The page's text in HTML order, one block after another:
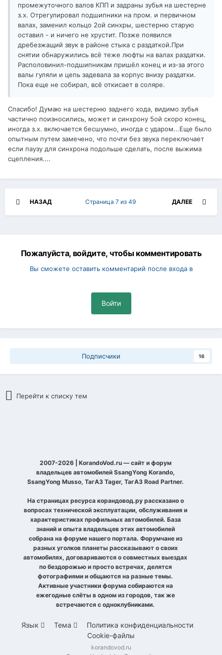
промежуточного валов КПП и задраны зубья на шестерне
з.х. Отрегулировал подшипники на пром. и первичном
валах, заменил кольцо 2ой синхры, шестерню старую
оставил - и ничего не хрустит. Позже появился
дребезжащий звук в районе стыка с раздаткой.При
снятии обнаружились всё теже люфты на валах раздатки.
Располовинил-подшипникам пришёл конец и из-за этого
валы гуляли и цепь задевала за корпус внизу раздатки.
Пока еще не собирал, всё откисает в соляре.
Спасибо! Думаю на шестерню заднего хода, видимо зубья
частично поизносились, может и синхрону 5ой скоро конец,
иногда з.х. включается бесшумно, иногда с ударом...Еще было
опытным путем замечено, что почти без звука переключает
если паузу для синхрона подольше сделать, после выжима
сцепления....
НАЗАД ДАЛЕЕ
Страница 7 из 49
Пожалуйста, войдите, чтобы комментировать
Вы сможете оставить комментарий после входа в
Войти
Подписчики 16
Перейти к списку тем
2007-2026 | KorandoVod.ru — сайт и форум
владельцев автомобилей SsangYong Korando,
SsangYong Musso, ТагАЗ Tager, ТагАЗ Road Partner.
На страницах ресурса корандовод.ру рассказано о
вопросах технической эксплуатации, обслуживания и
характеристиках профильных автомобилей. База
знаний и опыта владельцев этих автомобилей
собрана на форуме нашего портала. Форумчане из
разных уголков планеты рассказывают о своих
автомобилях, договариваются о совместных выездах
по бездорожью и просто встречах, делятся
фотографиями и общаются на разные темы.
Активные участники форума собираются на
ежегодные слёты в одном из городов, так же
встречаются с одноклубниками.
Язык Тема
Политика конфиденциальности
Cookie-файлы
korandovod.ru